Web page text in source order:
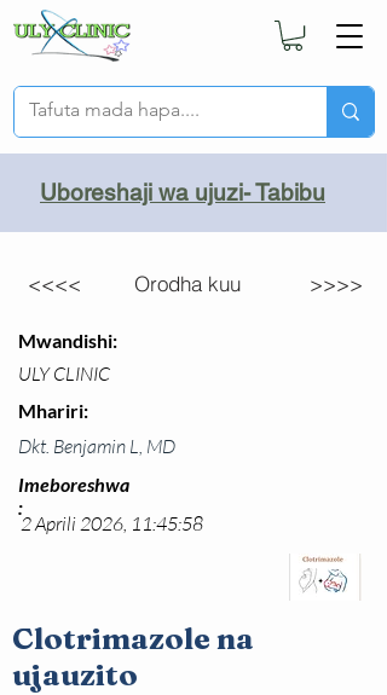
Uboreshaji wa ujuzi- Tabibu
<<<< Orodha kuu >>>>
Mwandishi:
ULY CLINIC
Mhariri:
Dkt. Benjamin L, MD
2 Aprili 2026, 11:45:58
Clotrimazole na
ujauzito
Imeboreshwa
: